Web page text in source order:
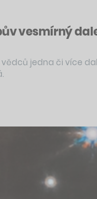
vesmírný
jedna či více